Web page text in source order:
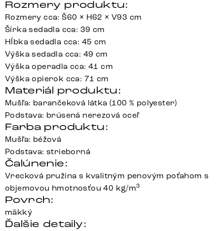
Rozmery produktu:
Rozmery cca: Š60 × H62 × V93 cm
Šírka sedadla cca: 39 cm
Hĺbka sedadla cca: 45 cm
Výška sedadla cca: 49 cm
Výška operadla cca: 41 cm
Výška opierok cca: 71 cm
Materiál produktu:
Mušľa: barančeková látka (100 % polyester)
Podstava: brúsená nerezová oceľ
Farba produktu:
Mušľa: béžová
Podstava: strieborná
Čalúnenie:
Vrecková pružina s kvalitným penovým poťahom s
objemovou hmotnosťou 40 kg/m3
Povrch:
mäkký
Ďalšie detaily: